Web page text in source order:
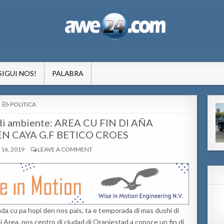
NOS! PALABRA
POSTED
IN
POLITICA
ambiente: AREA CU FIN DI AÑA
CAYA G.F BETICO CROES
16, 2019 LEAVE A COMMENT
cu pa hopi den nos pais, ta e temporada di mas dushi di
nos centro di ciudad di Oranjestad a conoce un fin di